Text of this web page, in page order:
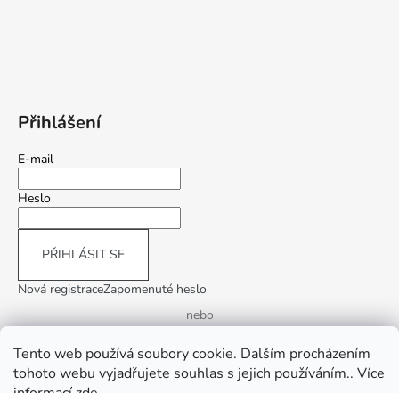
Tento web používá soubory cookie. Dalším procházením
tohoto webu vyjadřujete souhlas s jejich používáním.. Více
Přihlášení
E-mail
Heslo
PŘIHLÁSIT SE
Nová registraceZapomenuté heslo
nebo
Přihlásit se přes Google